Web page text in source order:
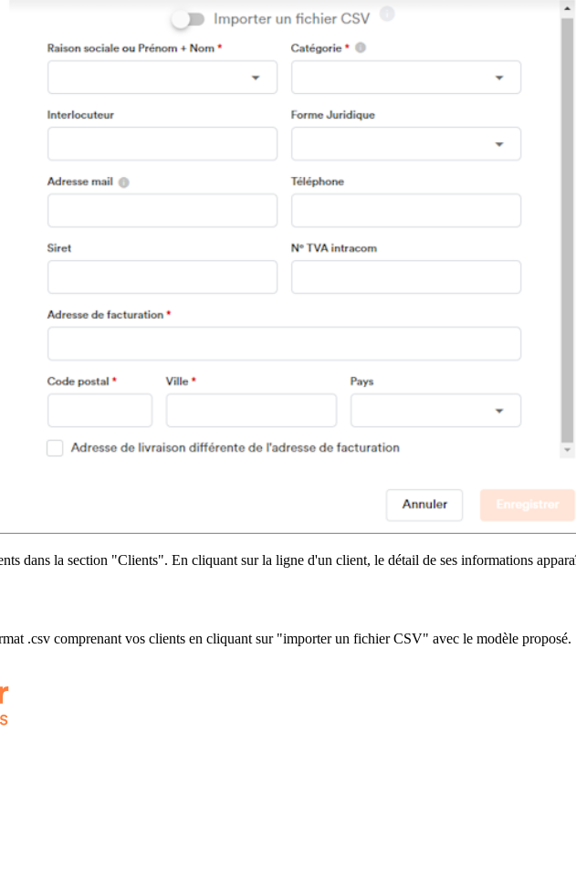
dans la section "Clients". En cliquant sur la ligne d'un client, le détail de ses informations
.csv comprenant vos clients en cliquant sur "importer un fichier CSV" avec le modèle proposé.